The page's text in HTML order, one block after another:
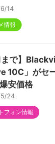
14
情報
まで】
10C」がセ
安価格
24
フォン情報